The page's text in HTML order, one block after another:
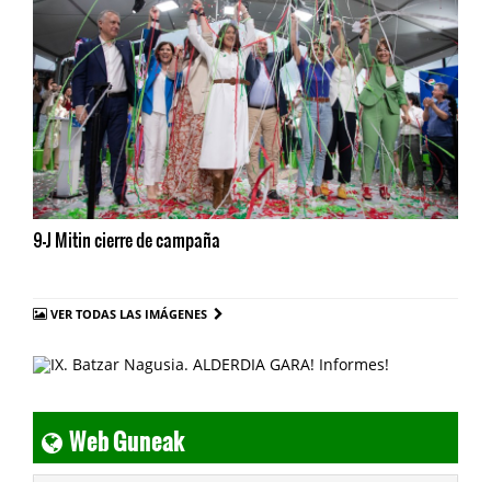
9-J Mitin cierre de campaña
VER TODAS LAS IMÁGENES
Web Guneak